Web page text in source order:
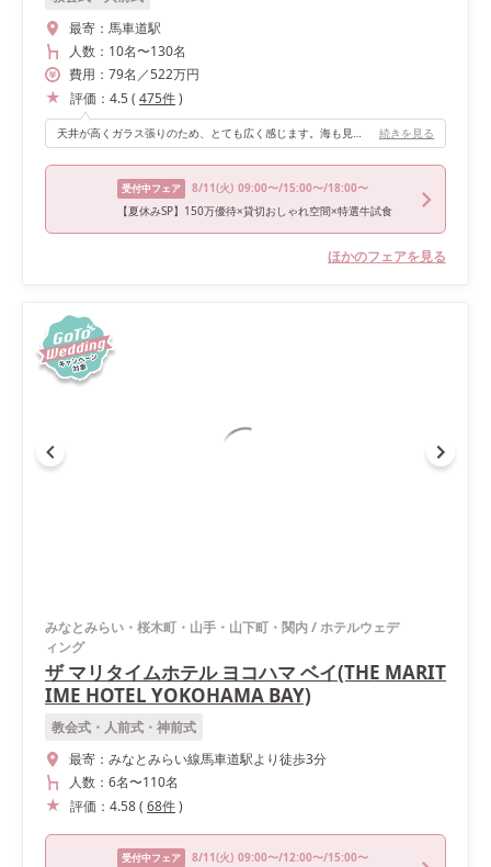
最寄： 馬車道駅
人数： 10名〜130名
費用： 79名 ／522万円
評価： 4.5( 475件)
天井が高くガラス張りのため、とても広く感じます。海も見えるロケーションととてもおしゃれで開放的な空間です！ ゲストも二階から階段を降りて入場することができるので披露宴会場が一望できます。テラスが開放できるので、昼は綺麗な海が見えて、夕方から夜にかけてはみなとみらいの夜景が一望できます。ゲストと一緒にテラスに出て写真撮影もおすすめです！ 続きを見る
受付中フェア 8/11(火) 09:00〜/15:00〜/18:00〜
【夏休みSP】150万優待×貸切おしゃれ空間×特選牛試食
ほかのフェアを見る
みなとみらい・桜木町・山手・山下町・関内/ホテルウェデ
ィング
ザ マリタイムホテル ヨコハマ ベイ(THE MARIT
IME HOTEL YOKOHAMA BAY)
教会式・人前式・神前式
最寄： みなとみらい線馬車道駅より徒歩3分
人数： 6名〜110名
評価： 4.58( 68件)
受付中フェア 8/11(火) 09:00〜/12:00〜/15:00〜